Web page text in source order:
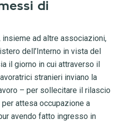
di
insieme ad altre associazioni,
dell’Interno in vista del
il giorno in cui attraverso il
stranieri inviano la
– per sollecitare il rilascio
attesa occupazione a
avendo fatto ingresso in